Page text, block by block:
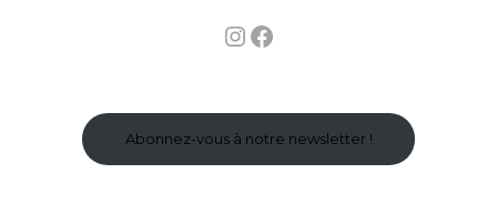
InstagramFacebook
Abonnez-vous à notre newsletter !